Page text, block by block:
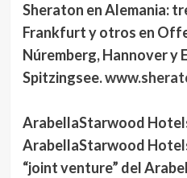
Sheraton en Alemania:
Frankfurt y otros en
Núremberg, Hannover y
Spitzingsee.
ArabellaStarwood
ArabellaStarwood
“joint venture” del